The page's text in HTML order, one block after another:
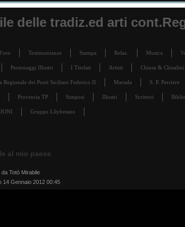
delle tradiz.ed arti
Testimonianze Stampa Relaz. Musica
Personaggi Illustri I Titolati Artisti Chiusa & Chisalini
Regionale dei Poeti Siciliani Federico II Marsala S. P. Perriere
Provincia TP Simposi Illustri Scrittori
Gruppo Lilybetano
al mio paese
da Totò Mirabile
14 Gennaio 2012 00:45